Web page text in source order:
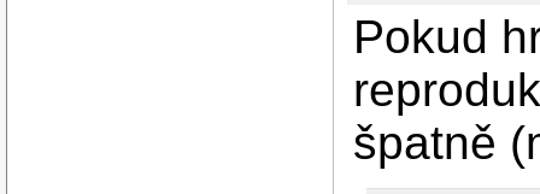
Pokud
špatně